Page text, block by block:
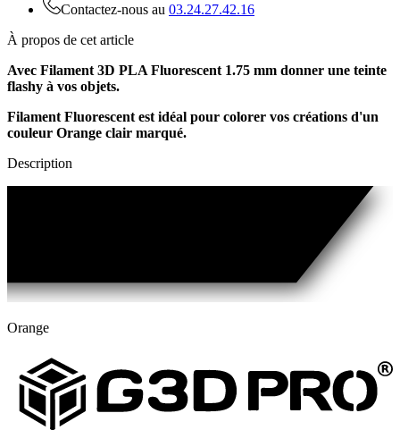
Contactez-nous au 03.24.27.42.16
À propos de cet article
Avec Filament 3D PLA Fluorescent 1.75 mm donner une teinte
flashy à vos objets.
Filament Fluorescent est idéal pour colorer vos créations d'un
couleur Orange clair marqué.
Description
Orange